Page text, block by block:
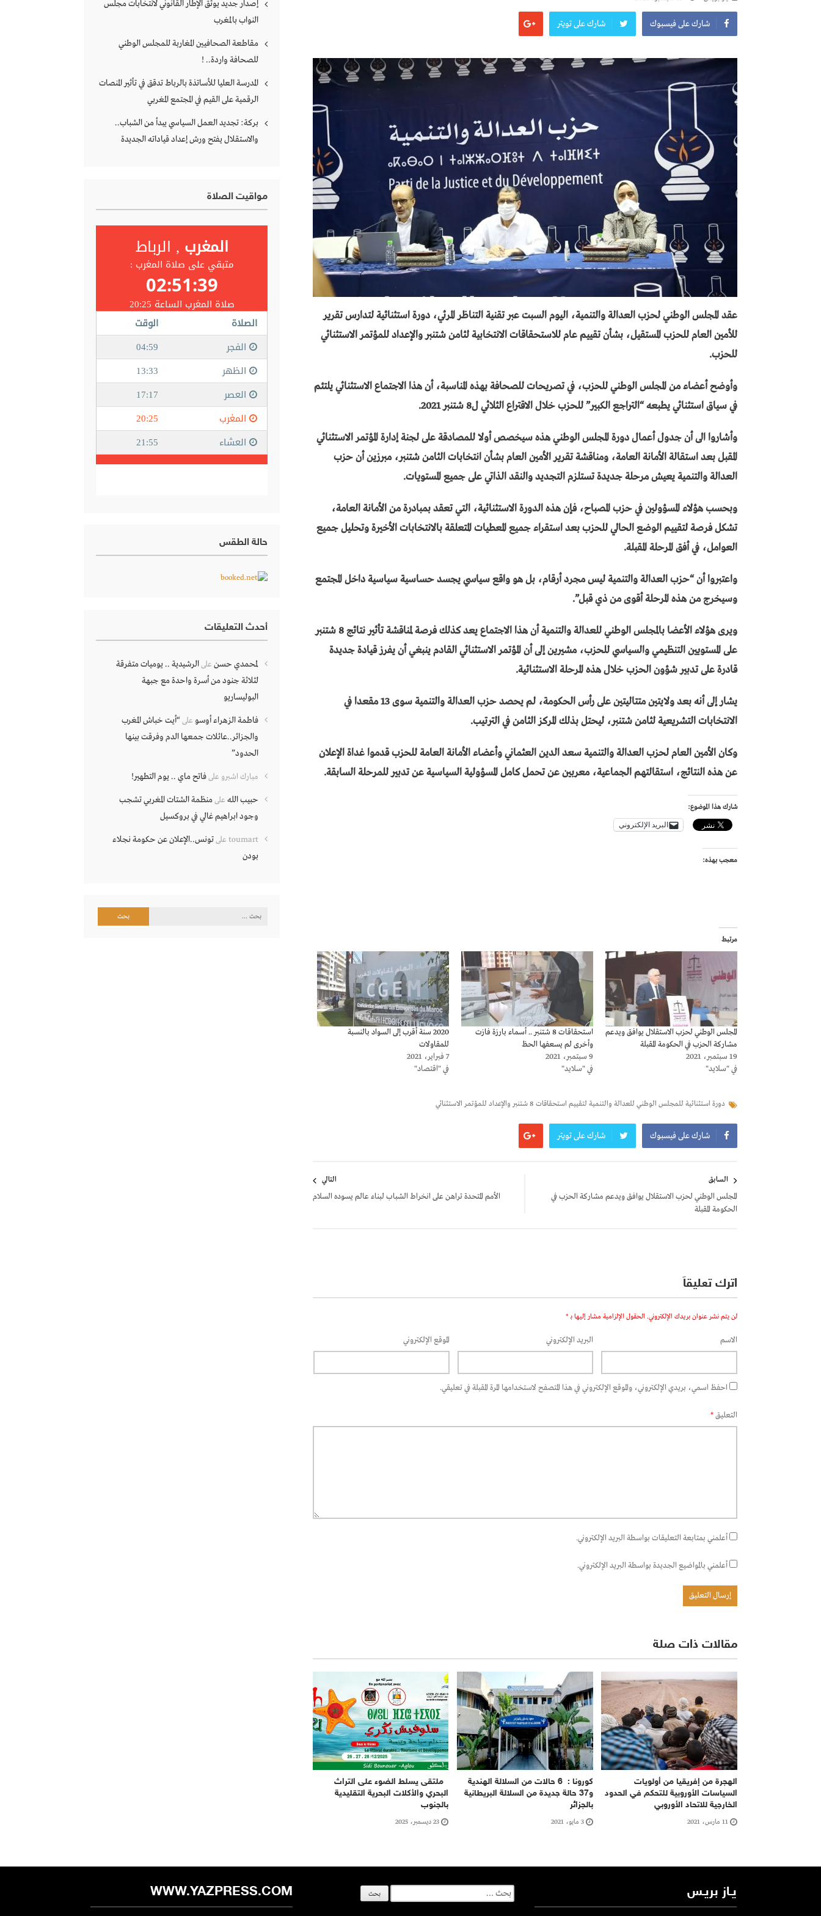
شارك على فيسبوك شارك على تويتر
عقد المجلس الوطني لحزب العدالة والتنمية، اليوم السبت عبر تقنية التناظر المرئي، دورة استثنائية لتدارس تقرير
للأمين العام للحزب المستقيل، بشأن تقييم عام للاستحقاقات الانتخابية لثامن شتنبر والإعداد للمؤتمر الاستثنائي
للحزب.
وأوضح أعضاء من المجلس الوطني للحزب، في تصريحات للصحافة بهذه المناسبة، أن هذا الاجتماع الاستثنائي يلتئم
في سياق استثنائي يطبعه “التراجع الكبير” للحزب خلال الاقتراع الثلاثي ل8 شتنبر 2021.
وأشاروا الى أن جدول أعمال دورة المجلس الوطني هذه سيخصص أولا للمصادقة على لجنة إدارة المؤتمر الاستثنائي
المقبل بعد استقالة الأمانة العامة، ومناقشة تقرير الأمين العام بشأن انتخابات الثامن شتنبر، مبرزين أن حزب
العدالة والتنمية يعيش مرحلة جديدة تستلزم التجديد والنقد الذاتي على جميع المستويات.
وبحسب هؤلاء المسؤولين في حزب المصباح، فإن هذه الدورة الاستثنائية، التي تعقد بمبادرة من الأمانة العامة،
تشكل فرصة لتقييم الوضع الحالي للحزب بعد استقراء جميع المعطيات المتعلقة بالانتخابات الأخيرة وتحليل جميع
العوامل، في أفق المرحلة المقبلة.
واعتبروا أن “حزب العدالة والتنمية ليس مجرد أرقام، بل هو واقع سياسي يجسد حساسية سياسية داخل المجتمع
وسيخرج من هذه المرحلة أقوى من ذي قبل”.
ويرى هؤلاء الأعضا بالمجلس الوطني للعدالة والتنمية أن هذا الاجتماع يعد كذلك فرصة لمناقشة تأثير نتائج 8 شتنبر
على المستويين التنظيمي والسياسي للحزب، مشيرين إلى أن المؤتمر الاستثنائي القادم ينبغي أن يفرز قيادة جديدة
قادرة على تدبير شؤون الحزب خلال هذه المرحلة الاستثنائية.
يشار إلى أنه بعد ولايتين متتاليتين على رأس الحكومة، لم يحصد حزب العدالة والتنمية سوى 13 مقعدا في
الانتخابات التشريعية لثامن شتنبر، ليحتل بذلك المركز الثامن في الترتيب.
وكان الأمين العام لحزب العدالة والتنمية سعد الدين العثماني وأعضاء الأمانة العامة للحزب قدموا غداة الإعلان
عن هذه النتائج، استقالتهم الجماعية، معربين عن تحمل كامل المسؤولية السياسية عن تدبير للمرحلة السابقة.
شارك هذا الموضوع:
البريد الإلكتروني
معجب بهذه:
مرتبط
المجلس الوطني لحزب الاستقلال يوافق ويدعم
مشاركة الحزب في الحكومة المقبلة
19 سبتمبر، 2021
في "سلايد"
استحقاقات 8 شتنبر .. أسماء بارزة فازت
وأخرى لم يسعفها الحظ
9 سبتمبر، 2021
في "سلايد"
2020 سنة أقرب إلى السواد بالنسبة
للمقاولات
7 فبراير، 2021
في "اقتصاد"
دورة استثنائية للمجلس الوطني للعدالة والتنمية لتقييم استحقاقات 8 شتنبر والإعداد للمؤتمر الاستثنائي
شارك على فيسبوك شارك على تويتر
المقالات
السابق
المجلس الوطني لحزب الاستقلال يوافق ويدعم مشاركة الحزب في
الحكومة المقبلة
التالي
الأمم المتحدة تراهن على انخراط الشباب لبناء عالم يسوده السلام
اترك تعليقاً
لن يتم نشر عنوان بريدك الإلكتروني. الحقول الإلزامية مشار إليها بـ *
الاسم البريد الإلكتروني الموقع الإلكتروني
احفظ اسمي، بريدي الإلكتروني، والموقع الإلكتروني في هذا المتصفح لاستخدامها المرة المقبلة في تعليقي.
التعليق*
أعلمني بمتابعة التعليقات بواسطة البريد الإلكتروني.
أعلمني بالمواضيع الجديدة بواسطة البريد الإلكتروني.
مقالات ذات صلة
الهجرة من إفريقيا من أولويات
السياسات الأوروبية للتحكم في الحدود
الخارجية للاتحاد الأوروبي
11 مارس، 2021
كورونا : 6 حالات من السلالة الهندية
و37 حالة جديدة من السلالة البريطانية
بالجزائر
3 مايو، 2021
ملتقى يسلط الضوء على التراث
البحري والأكلات البحرية التقليدية
بالجنوب
23 ديسمبر، 2025
إصدار جديد يوثق الإطار القانوني لانتخابات مجلس
النواب بالمغرب
مقاطعة الصحافيين المغاربة للمجلس الوطني
للصحافة واردة.. !
المدرسة العليا للأساتذة بالرباط تدقق في تأثير المنصات
الرقمية على القيم في المجتمع المغربي
بركة: تجديد العمل السياسي يبدأ من الشباب..
والاستقلال يفتح ورش إعداد قياداته الجديدة
مواقيت الصلاة
حالة الطقس
أحدث التعليقات
لمحمدي حسن علىالرشيدية .. يوميات متفرقة
لثلاثة جنود من أسرة واحدة مع جبهة
البوليساريو
فاطمة الزهراء أوسو على“أيت خباش المغرب
والجزائر..عائلات جمعها الدم وفرقت بينها
الحدود”
مبارك اشبرو علىفاتح ماي .. يوم التطهير!
حبيب الله علىمنظمة الشتات المغربي تشجب
وجود ابراهيم غالي في بروكسيل
toumart علىتونس..الإعلان عن حكومة نجلاء
بودن
البحث
يـاز بريـس
البحث
عن:
WWW.YAZPRESS.COM